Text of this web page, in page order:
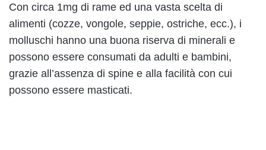
Con circa 1mg di rame ed una vasta scelta di
alimenti (cozze, vongole, seppie, ostriche, ecc.), i
molluschi hanno una buona riserva di minerali e
possono essere consumati da adulti e bambini,
grazie all’assenza di spine e alla facilità con cui
possono essere masticati.